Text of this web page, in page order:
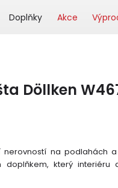
Doplňky Akce
Döllken
nerovností na podlahách
doplňkem, který interiéru